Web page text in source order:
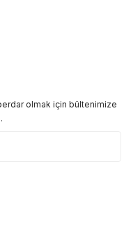
olmak için bültenimize